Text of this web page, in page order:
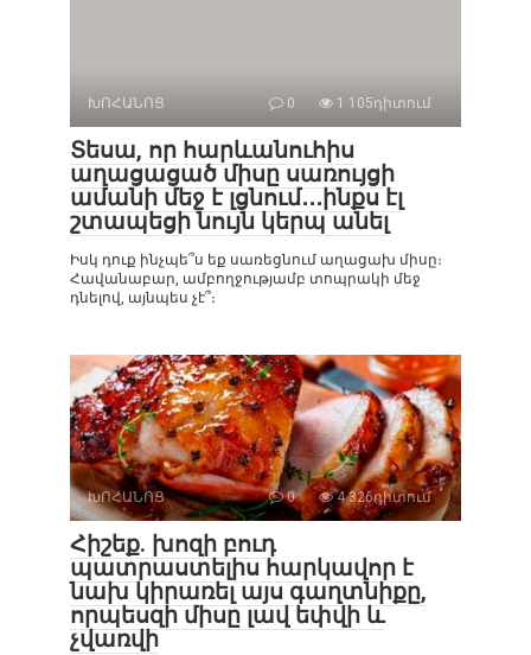
ԽՈՀԱՆՈՑ 0 1 105դիտում
Տեսա, որ հարևանուհիս
աղացացած միսը սառույցի
ամանի մեջ է լցնում․․․ինքս էլ
շտապեցի նույն կերպ անել
Իսկ դուք ինչպե՞ս եք սառեցնում աղացախ միսը։
Հավանաբար, ամբողջությամբ տոպրակի մեջ
դնելով, այնպես չէ՞։
ԽՈՀԱՆՈՑ 0 4 326դիտում
Հիշեք. խոզի բուդ
պատրաստելիս հարկավոր է
նախ կիրառել այս գաղտնիքը,
որպեսզի միսը լավ եփվի և
չվառվի